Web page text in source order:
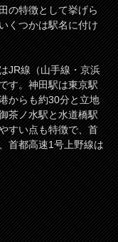
の特徴として挙げら
くつかは駅名に付け
JR線（山手線・京浜
す。神田駅は東京駅
からも約30分と立地
茶ノ水駅と水道橋駅
すい点も特徴で、首
首都高速1号上野線は